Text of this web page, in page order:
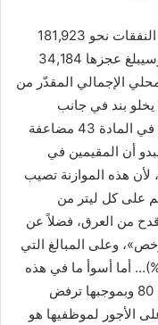
بحسب مشروع موازنة 2023، ستبلغ قيمة النفقات نحو 181,923
مليار ليرة وإيراداتها 147,739 مليار ليرة. وسيبلغ عجزها 34,184
من الناتج المحلي الإجمالي المقدّر من
مليار دولار. لا يخلو بند في جانب
الإيرادات من الزيادات الهائلة، حتى إنه ورد في المادة 43 مضاعفة
أنواعها» 30 مرّة. ويبدو أن المقيمين في
لأن هذه الموازنة تصيب
على كل ليتر من
ليرة، وعن كل قدح من العرق، فضلاً عن
وعلى المبالغ التي
من ورثة المُتوفى لدى المصرف (3%)… أما أسوأ ما في هذه
الموازنة، فهو ما ورد في ختامها، أي المادة 80 وبموجبها ترفض
الأجور لموظفيها هو